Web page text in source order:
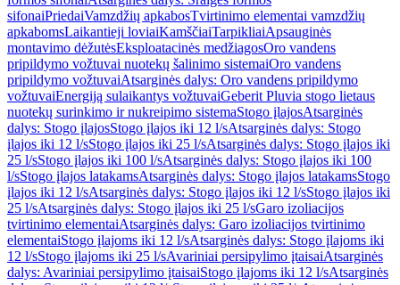
sifonaiPriedaiVamzdžių apkabosTvirtinimo elementai vamzdžių
apkabomsLaikantieji loviaiKamščiaiTarpikliaiApsauginės
montavimo dėžutėsEksploatacinės medžiagosOro vandens
pripildymo vožtuvai nuotekų šalinimo sistemaiOro vandens
pripildymo vožtuvaiAtsarginės dalys: Oro vandens pripildymo
vožtuvaiEnergiją sulaikantys vožtuvaiGeberit Pluvia stogo lietaus
nuotekų surinkimo ir nukreipimo sistemaStogo įlajosAtsarginės
dalys: Stogo įlajosStogo įlajos iki 12 l/sAtsarginės dalys: Stogo
įlajos iki 12 l/sStogo įlajos iki 25 l/sAtsarginės dalys: Stogo įlajos iki
25 l/sStogo įlajos iki 100 l/sAtsarginės dalys: Stogo įlajos iki 100
l/sStogo įlajos latakamsAtsarginės dalys: Stogo įlajos latakamsStogo
įlajos iki 12 l/sAtsarginės dalys: Stogo įlajos iki 12 l/sStogo įlajos iki
25 l/sAtsarginės dalys: Stogo įlajos iki 25 l/sGaro izoliacijos
tvirtinimo elementaiAtsarginės dalys: Garo izoliacijos tvirtinimo
elementaiStogo įlajoms iki 12 l/sAtsarginės dalys: Stogo įlajoms iki
12 l/sStogo įlajoms iki 25 l/sAvariniai persipylimo įtaisaiAtsarginės
dalys: Avariniai persipylimo įtaisaiStogo įlajoms iki 12 l/sAtsarginės